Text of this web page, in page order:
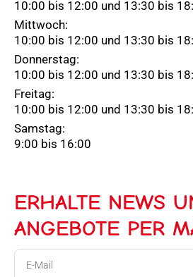
10:00 bis 12:00 und 13:30 bis
Mittwoch:
10:00 bis 12:00 und 13:30 bis
Donnerstag:
10:00 bis 12:00 und 13:30 bis
Freitag:
10:00 bis 12:00 und 13:30 bis
Samstag:
9:00 bis 16:00
ERHALTE NEWS
ANGEBOTE PER